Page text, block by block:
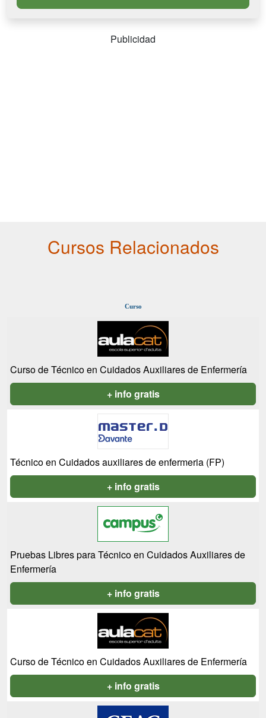
Publicidad
Cursos Relacionados
Curso
Curso de Técnico en Cuidados Auxiliares de Enfermería
+ info gratis
Técnico en Cuidados auxiliares de enfermeria (FP)
+ info gratis
Pruebas Libres para Técnico en Cuidados Auxiliares de
Enfermería
+ info gratis
Curso de Técnico en Cuidados Auxiliares de Enfermería
+ info gratis